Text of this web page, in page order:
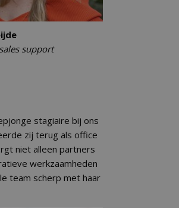
support
stagiaire bij ons
zij terug als office
niet alleen partners
werkzaamheden
team scherp met haar